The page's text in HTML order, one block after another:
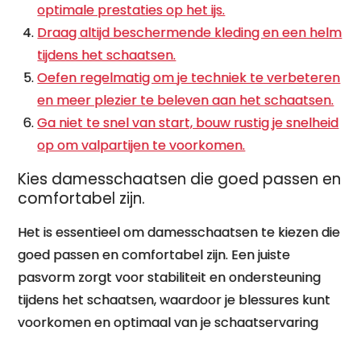
optimale prestaties op het ijs.
Draag altijd beschermende kleding en een helm
tijdens het schaatsen.
Oefen regelmatig om je techniek te verbeteren
en meer plezier te beleven aan het schaatsen.
Ga niet te snel van start, bouw rustig je snelheid
op om valpartijen te voorkomen.
Kies damesschaatsen die goed passen en
comfortabel zijn.
Het is essentieel om damesschaatsen te kiezen die
goed passen en comfortabel zijn. Een juiste
pasvorm zorgt voor stabiliteit en ondersteuning
tijdens het schaatsen, waardoor je blessures kunt
voorkomen en optimaal van je schaatservaring